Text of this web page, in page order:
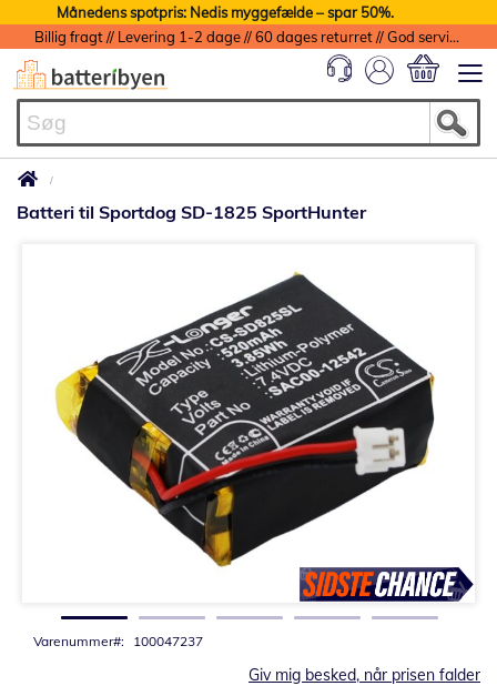
Månedens spotpris: Nedis myggefælde – spar 50%.
Billig fragt // Levering 1-2 dage // 60 dages returret // God service med garanti
Batteri til Sportdog SD-1825 SportHunter
Varenummer 100047237
Giv mig besked, når prisen falder
billedgalleriet